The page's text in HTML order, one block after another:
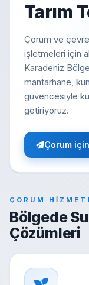
Tarım
Çorum ve
işletmeleri için
Karadeniz
mantarhane,
güvencesiyle
getiriyoruz.
Çorum
ÇORUM
Bölgede
Çözümleri